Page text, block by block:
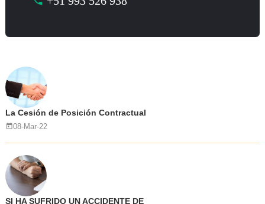
La Cesión de Posición Contractual
08-Mar-22
SI HA SUFRIDO UN ACCIDENTE DE